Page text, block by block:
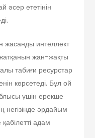
әсер ететінін
жасанды интеллект
жатқанын жан-жақты
табиғи ресурстар
көрсетеді. Бұл ой
үшін ерекше
негізінде әрдайым
адам